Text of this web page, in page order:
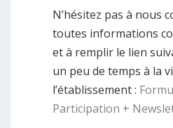
N’hésitez pas à nous
toutes informations
et à remplir le lien
un peu de temps à la
l’établissement :
Participation +